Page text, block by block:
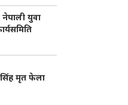
नेपाली युवा
मृत फेला